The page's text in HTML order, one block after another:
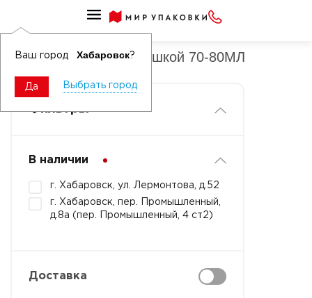
Ваш город Хабаровск?
Да Выбрать город
Соусники с литой крышкой 70-80МЛ
Фильтры
В наличии
г. Хабаровск, ул. Лермонтова, д.52
г. Хабаровск, пер. Промышленный,
д.8а (пер. Промышленный, 4 ст2)
Доставка